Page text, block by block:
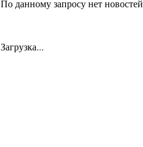
По данному запросу нет новостей
Загрузка...